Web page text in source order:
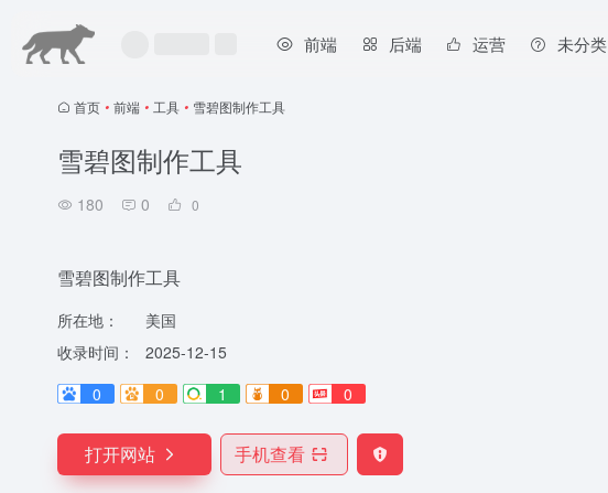
前端 后端 运营 未分类
首页 • 前端 • 工具 • 雪碧图制作工具
雪碧图制作工具
180 0 0
雪碧图制作工具
所在地：
美国
收录时间：
2025-12-15
0
0 1 0 0
打开网站 手机查看